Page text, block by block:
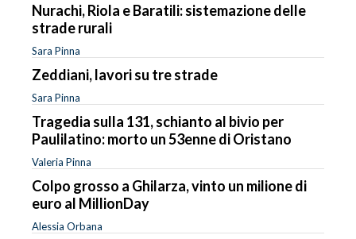
Nurachi, Riola e Baratili: sistemazione delle
strade rurali
Sara Pinna
Zeddiani, lavori su tre strade
Sara Pinna
Tragedia sulla 131, schianto al bivio per
Paulilatino: morto un 53enne di Oristano
Valeria Pinna
Colpo grosso a Ghilarza, vinto un milione di
euro al MillionDay
Alessia Orbana